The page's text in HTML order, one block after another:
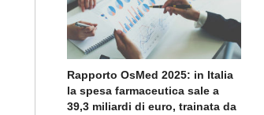
Rapporto OsMed 2025: in Italia
la spesa farmaceutica sale a
39,3 miliardi di euro, trainata da